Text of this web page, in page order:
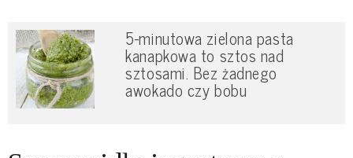
5-minutowa zielona pasta
kanapkowa to sztos nad
sztosami. Bez żadnego
awokado czy bobu